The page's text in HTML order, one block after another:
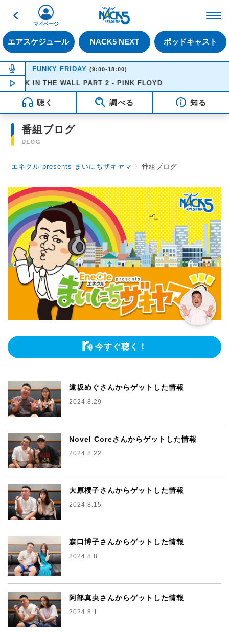
戻る
エアスケジュール NACK5 NEXT ポッドキャスト
マイページ
NOW ON AIR
FUNKY FRIDAY (9:00-18:00)
NOW PLAYING15:43
IN THE WALL PART 2 - PINK FLOYD
聴く 調べる 知る
番組ブログ
BLOG
エネクル presents まいにちザキヤマ 〉番組ブログ
今すぐ聴く！
遠坂めぐさんからゲットした情報
2024.8.29
Novel Coreさんからゲットした情報
2024.8.22
大原櫻子さんからゲットした情報
2024.8.15
森口博子さんからゲットした情報
2024.8.8
阿部真央さんからゲットした情報
2024.8.1